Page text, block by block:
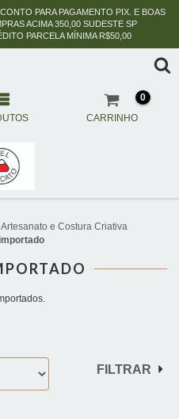
PARA PAGAMENTO PIX. E BOAS
ACIMA 350,00 SUDESTE SP
PARCELA MÍNIMA R$50,00
CARRINHO
0
e Costura Criativa
FILTRAR